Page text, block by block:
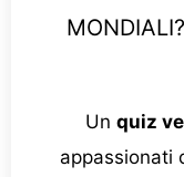
Un quiz
appassionati